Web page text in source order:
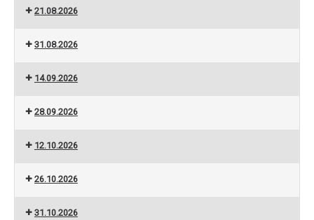
21.08.2026
31.08.2026
14.09.2026
28.09.2026
12.10.2026
26.10.2026
31.10.2026